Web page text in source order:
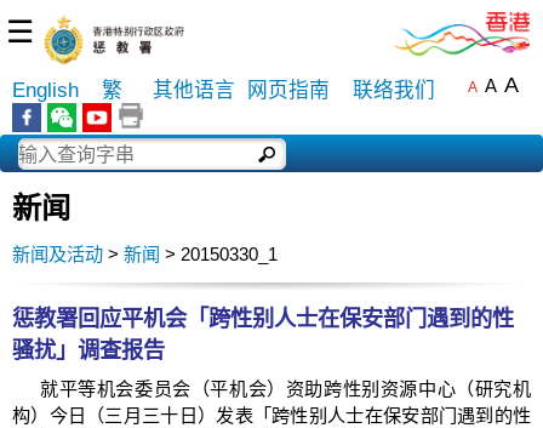
☰
English 繁 其他语言 网页指南 联络我们 A A A
新闻
新闻及活动 > 新闻 > 20150330_1
惩教署回应平机会「跨性别人士在保安部门遇到的性
骚扰」调查报告
就平等机会委员会（平机会）资助跨性别资源中心（研究机
构）今日（三月三十日）发表「跨性别人士在保安部门遇到的性